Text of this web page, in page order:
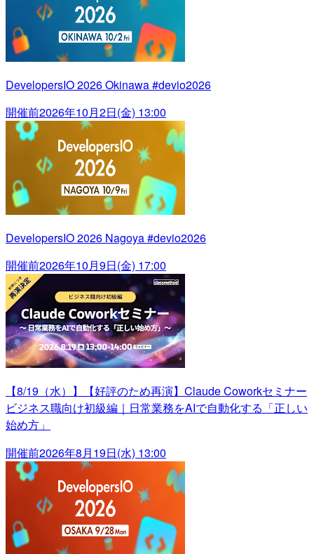
DevelopersIO 2026 Okinawa #devio2026
開催前2026年10月2日(金) 13:00
DevelopersIO 2026 Nagoya #devio2026
開催前2026年10月9日(金) 17:00
【8/19（水）】【好評のため再演】Claude Coworkセミナー
ビジネス職向け初級編｜日常業務をAIで自動化する「正しい
始め方」
開催前2026年8月19日(水) 13:00